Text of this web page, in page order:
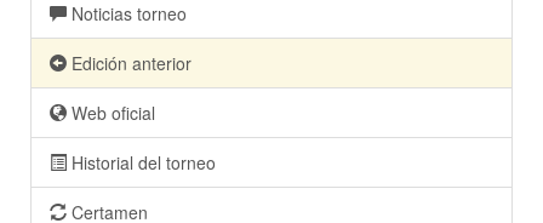
Noticias torneo
Edición anterior
Web oficial
Historial del torneo
Certamen